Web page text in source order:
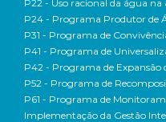
P22 - Uso racional da água
P24 - Programa Produtor de
P31 - Programa de
P41 - Programa de
P42 - Programa de Expansão
P52 - Programa de
P61 - Programa de
Implementação da Gestão